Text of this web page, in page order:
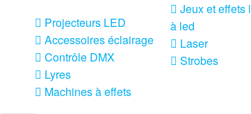
Projecteurs LED
Accessoires éclairage
Contrôle DMX
Lyres
Machines à effets
Jeux et effets
à led
Laser
Strobes